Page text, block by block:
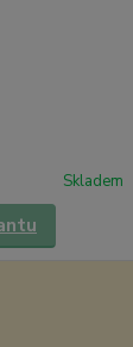
Skladem